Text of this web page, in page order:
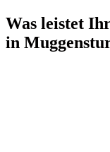
Was leistet
in